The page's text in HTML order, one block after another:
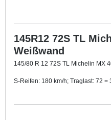
145R12 72S TL
Weißwand
145/80 R 12 72S TL Michelin MX
S-Reifen: 180 km/h; Traglast: 72 =